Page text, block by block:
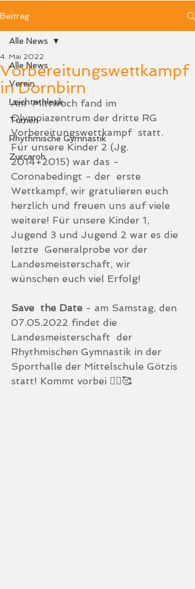
Beitrag
Alle News
Verein
Leichtathletik
Turnen
Rhythmische Gymnastik
Zurcaroh
Alle News
Vorbereitungswettkampf
in Dornbirn
4. Mai 2022
Am  Mittwoch fand im
Olympiazentrum der dritte RG
Vorbereitungswettkampf  statt.
Für unsere Kinder 2 (Jg.
2014+2015) war das -
Coronabedingt - der  erste
Wettkampf, wir gratulieren euch
herzlich und freuen uns auf viele
weitere! Für unsere Kinder 1,
Jugend 3 und Jugend 2 war es die
letzte  Generalprobe vor der
Landesmeisterschaft, wir
wünschen euch viel Erfolg!
Save  the Date - am Samstag, den
07.05.2022 findet die
Landesmeisterschaft  der
Rhythmischen Gymnastik in der
Sporthalle der Mittelschule Götzis
statt! Kommt vorbei 🤸‍♀️🥰